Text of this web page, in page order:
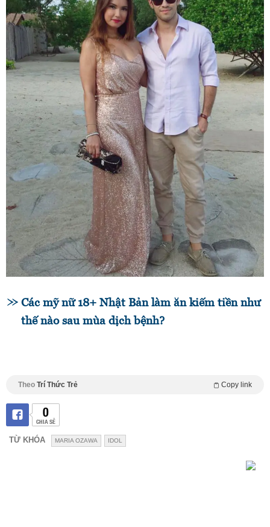
Các mỹ nữ 18+ Nhật Bản làm ăn kiếm tiền như
thế nào sau mùa dịch bệnh?
Theo Trí Thức Trẻ Copy link
0
CHIA SẺ
TỪ KHÓA MARIA OZAWA IDOL